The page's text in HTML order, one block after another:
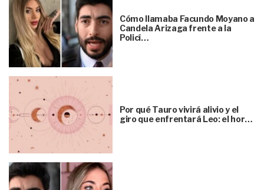
Cómo llamaba Facundo Moyano a
Candela Arizaga frente a la
Policí…
Por qué Tauro vivirá alivio y el
giro que enfrentará Leo: el hor…